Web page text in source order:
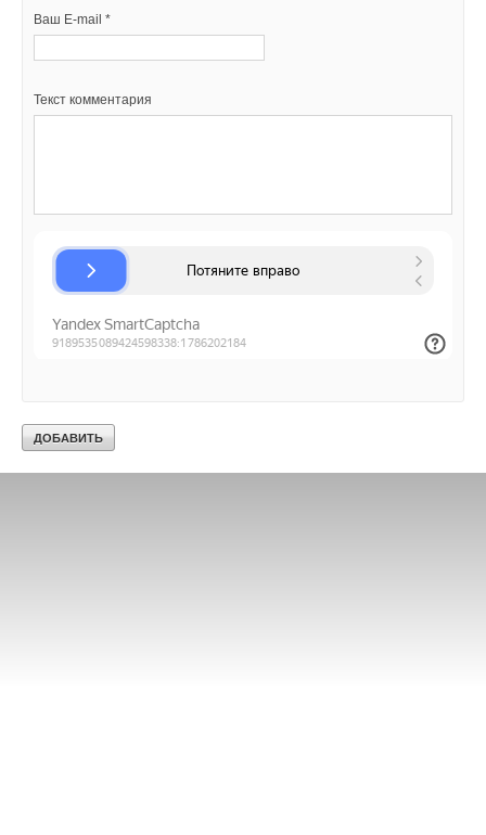
Ваш E-mail *
Текст комментария